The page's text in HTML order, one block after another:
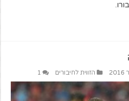
הזווית לחיבורים 1